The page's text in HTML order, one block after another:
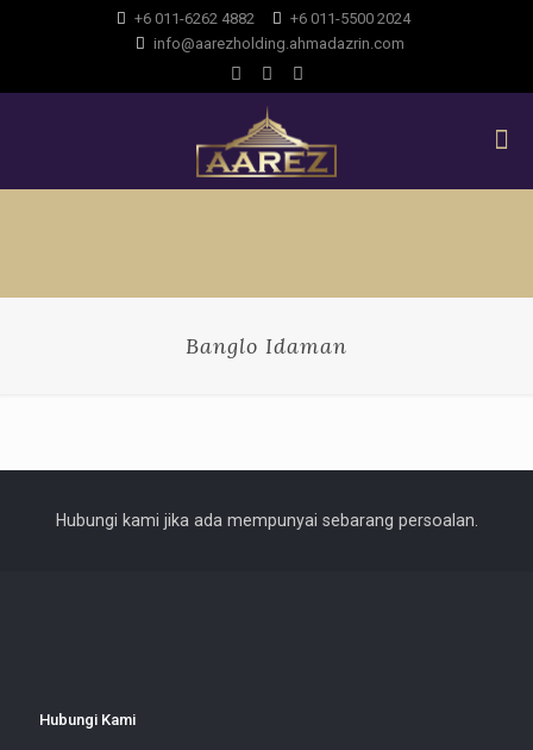
+6 011-6262 4882
+6 011-5500 2024
info@aarezholding.ahmadazrin.com
Banglo Idaman
Hubungi kami jika ada mempunyai sebarang persoalan.
Hubungi Kami